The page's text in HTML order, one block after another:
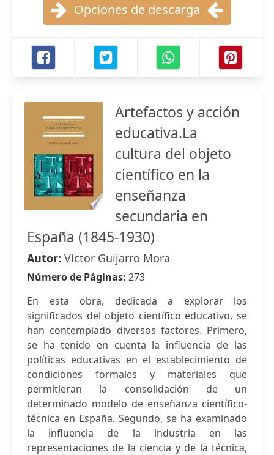
Opciones de descarga
Artefactos y acción
educativa.La
cultura del objeto
científico en la
enseñanza
secundaria en
España (1845-1930)
Autor: Víctor Guijarro Mora
Número de Páginas: 273
En esta obra, dedicada a explorar los
significados del objeto científico educativo, se
han contemplado diversos factores. Primero,
se ha tenido en cuenta la influencia de las
políticas educativas en el establecimiento de
condiciones formales y materiales que
permitieran la consolidación de un
determinado modelo de enseñanza científico-
técnica en España. Segundo, se ha examinado
la influencia de la industria en las
representaciones de la ciencia y de la técnica,